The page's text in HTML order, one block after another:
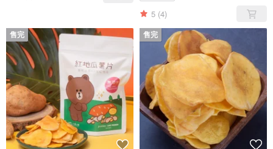
5 (4)
售完 售完